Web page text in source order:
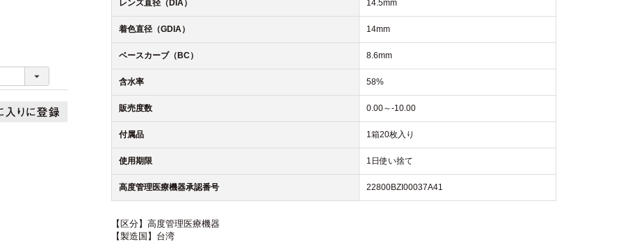
レンズ直径（DIA） 14.5mm
着色直径（GDIA） 14mm
ベースカーブ（BC） 8.6mm
含水率 58%
販売度数 0.00～-10.00
付属品 1箱20枚入り
使用期限 1日使い捨て
高度管理医療機器承認番号 22800BZI00037A41
【区分】高度管理医療機器
【製造国】台湾